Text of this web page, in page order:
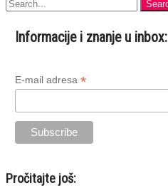
Informacije i znanje u inbox:
E-mail adresa *
Pročitajte još: